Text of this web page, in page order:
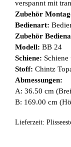
verspannt mit
Zubehör
Bedienart:
Zubehör
Modell: BB 24
Schiene: Schiene
Stoff: Chintz
Abmessungen:
A: 36.50 cm
B: 169.00 cm
Lieferzeit: